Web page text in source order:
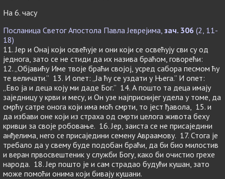
На 6. часу
Посланица Светог Апостола Павла Јеврејима, зач. 306 (2, 11-
18)
11. Јер и Онај који освећује и они који се освећују сви су од
једнога, зато се не стиди да их назива браћом, говорећи:
12. „Објавићу Име твоје браћи својој, усред сабора песмом ћу
те величати.” 13. И опет: „Ја ћу се уздати у Њега.” И опет:
„Ево ја и деца коју ми даде Бог.” 14. А пошто та деца имају
заједницу у крви и месу, и Он узе најприснијег удела у томе, да
смрћу сатре онога који има моћ смрти, то јест ђавола, 15. и
да избави оне који из страха од смрти целога живота беху
кривци за своје робовање. 16. Јер, заиста се не присаједини
анђелима, него се присаједини семену Авраамову. 17. Стога је
требало да у свему буде подобан браћи, да би био милостив
и веран првосвештеник у служби Богу, како би очистио грехе
народа. 18. Јер пошто је и сам страдао будући кушан, зато
може помоћи онима који бивају кушани.